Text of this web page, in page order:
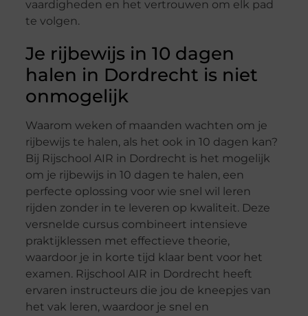
vaardigheden en het vertrouwen om elk pad
te volgen.
Je rijbewijs in 10 dagen
halen in Dordrecht is niet
onmogelijk
Waarom weken of maanden wachten om je
rijbewijs te halen, als het ook in 10 dagen kan?
Bij Rijschool AIR in Dordrecht is het mogelijk
om je rijbewijs in 10 dagen te halen, een
perfecte oplossing voor wie snel wil leren
rijden zonder in te leveren op kwaliteit. Deze
versnelde cursus combineert intensieve
praktijklessen met effectieve theorie,
waardoor je in korte tijd klaar bent voor het
examen. Rijschool AIR in Dordrecht heeft
ervaren instructeurs die jou de kneepjes van
het vak leren, waardoor je snel en